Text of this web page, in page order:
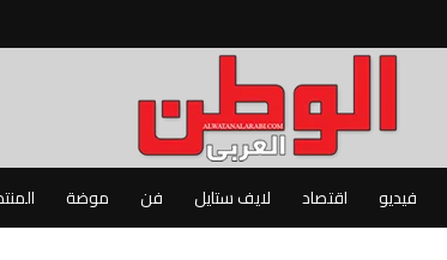
فيديو اقتصاد لايف ستايل فن موضة